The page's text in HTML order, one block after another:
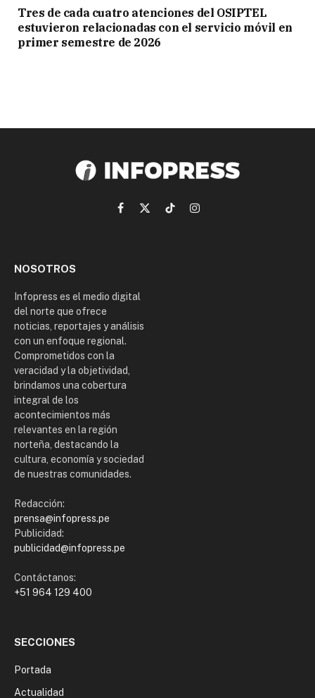
Tres de cada cuatro atenciones del OSIPTEL
estuvieron relacionadas con el servicio móvil en
primer semestre de 2026
Facebook
X
TikTokInstagram
NOSOTROS
Infopress es el medio digital
del norte que ofrece
noticias, reportajes y análisis
con un enfoque regional.
Comprometidos con la
veracidad y la objetividad,
brindamos una cobertura
integral de los
acontecimientos más
relevantes en la región
norteña, destacando la
cultura, economía y sociedad
de nuestras comunidades.
Redacción:
prensa@infopress.pe
Publicidad:
publicidad@infopress.pe
Contáctanos:
+51 964 129 400
SECCIONES
Portada
Actualidad